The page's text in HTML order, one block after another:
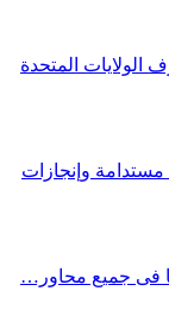
الولايات المتحدة
بعيدها الوطني الـ54: نهضة مستدامة وإنجازات
فى جميع محاور…